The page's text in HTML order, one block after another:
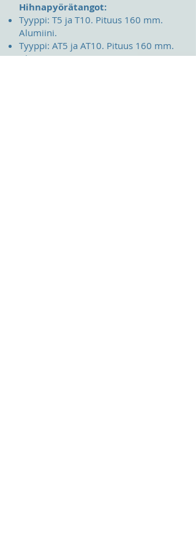
Hihnapyörätangot:
Tyyppi: T5 ja T10. Pituus 160 mm.
Alumiini.
Tyyppi: AT5 ja AT10. Pituus 160 mm.
Alumiini.